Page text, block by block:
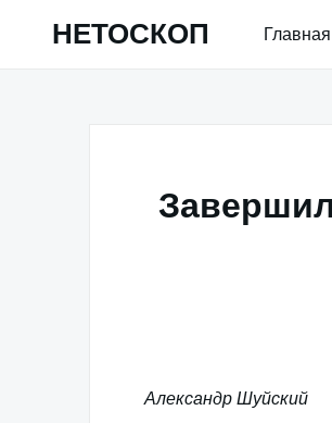
НЕТОСКОП Главная
Александр Шуйский